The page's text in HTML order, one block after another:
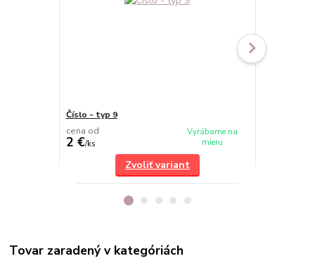
Číslo - typ 9
cena od
2 €/ks
Vyrábame na
mieru
Zvoliť variant
Tovar zaradený v kategóriách